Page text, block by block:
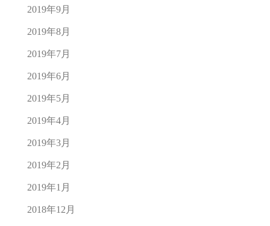
2019年9月
2019年8月
2019年7月
2019年6月
2019年5月
2019年4月
2019年3月
2019年2月
2019年1月
2018年12月